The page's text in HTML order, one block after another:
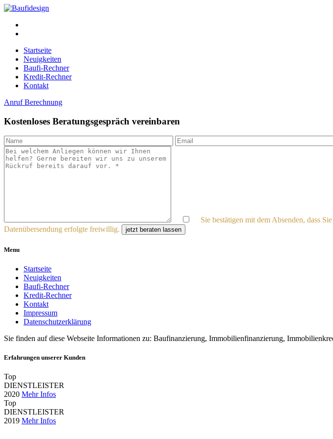
Startseite
Neuigkeiten
Baufi-Rechner
Kredit-Rechner
Kontakt
AnrufBerechnung
Kostenloses Beratungsgespräch vereinbaren
Sie bestätigen mit dem Absenden, dass
Datenübersendung erfolgte freiwillig.
jetzt beraten lassen
Menu
Startseite
Neuigkeiten
Baufi-Rechner
Kredit-Rechner
Kontakt
Impressum
Datenschutzerklärung
Sie finden auf diese Webseite Informationen zu: Baufinanzierung, Immobilienfinanzierung,
Erfahrungen unserer Kunden
Top
DIENSTLEISTER
2020 Mehr Infos
Top
DIENSTLEISTER
2019 Mehr Infos